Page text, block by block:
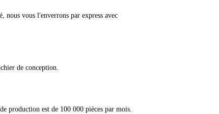
nous vous l'enverrons par express avec
de conception.
production est de 100 000 pièces par mois.